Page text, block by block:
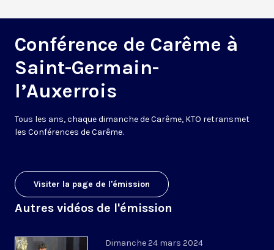
Conférence de Carême à
Saint-Germain-
l’Auxerrois
Tous les ans, chaque dimanche de Carême, KTO retransmet
les Conférences de Carême.
Visiter la page de l'émission
Autres vidéos de l'émission
Dimanche 24 mars 2024